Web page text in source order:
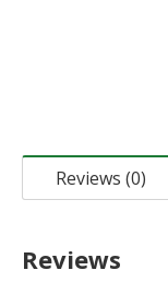
Reviews (0)
Reviews